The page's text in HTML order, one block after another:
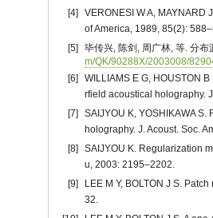
[4]
VERONESI W A,
of America, 1989, 85(2):
[5]
毕传兴, 陈剑, 周广林, 等. 分
m/QK/90288X/2003008/
[6]
WILLIAMS E G, HOUSTON
rfield acoustical holography.
[7]
SAIJYOU K, YOSHIKAWA
holography. J. Acoust. Soc.
[8]
SAIJYOU K. Regularization
u, 2003: 2195–2202.
[9]
LEE M Y, BOLTON J S.
32.